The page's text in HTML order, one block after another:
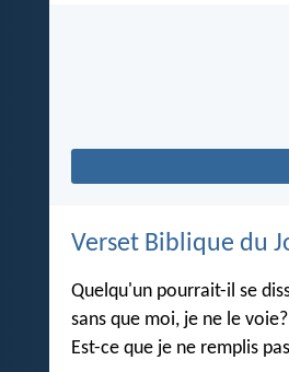
Verset Biblique du
Quelqu'un pourrait-il se
sans que moi, je ne le
Est-ce que je ne remplis